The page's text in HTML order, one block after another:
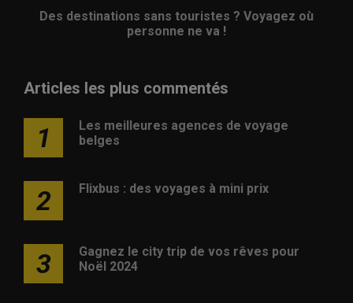
Des destinations sans touristes ? Voyagez où
personne ne va !
Articles les plus commentés
1
Les meilleures agences de voyage
belges
2 Flixbus : des voyages à mini prix
3
Gagnez le city trip de vos rêves pour
Noël 2024